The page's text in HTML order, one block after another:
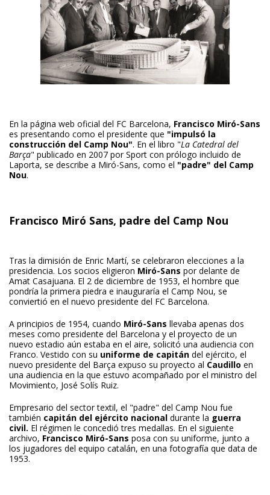
En la página web oficial del FC Barcelona, Francisco Miró-Sans
es presentando como el presidente que "impulsó la
construcción del Camp Nou". En el libro "La Catedral del
Barça" publicado en 2007 por Sport con prólogo incluido de
Laporta, se describe a Miró-Sans, como el "padre" del Camp
Nou.
Francisco Miró Sans, padre del Camp Nou
Tras la dimisión de Enric Martí, se celebraron elecciones a la
presidencia. Los socios eligieron Miró-Sans por delante de
Amat Casajuana. El 2 de diciembre de 1953, el hombre que
pondría la primera piedra e inauguraría el Camp Nou, se
conviertió en el nuevo presidente del FC Barcelona.
A principios de 1954, cuando Miró-Sans llevaba apenas dos
meses como presidente del Barcelona y el proyecto de un
nuevo estadio aún estaba en el aire, solicitó una audiencia con
Franco. Vestido con su uniforme de capitán del ejército, el
nuevo presidente del Barça expuso su proyecto al Caudillo en
una audiencia en la que estuvo acompañado por el ministro del
Movimiento, José Solís Ruiz.
Empresario del sector textil, el "padre" del Camp Nou fue
también capitán del ejército nacional durante la guerra
civil. El régimen le concedió tres medallas. En el siguiente
archivo, Francisco Miró-Sans posa con su uniforme, junto a
los jugadores del equipo catalán, en una fotografía que data de
1953.